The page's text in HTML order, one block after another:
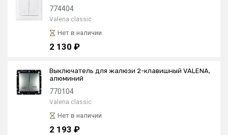
774404
Valena classic
Нет в наличии
2 130 ₽
Выключатель для жалюзи 2-клавишный VALENA,
алюминий
770104
Valena classic
Нет в наличии
2 193 ₽